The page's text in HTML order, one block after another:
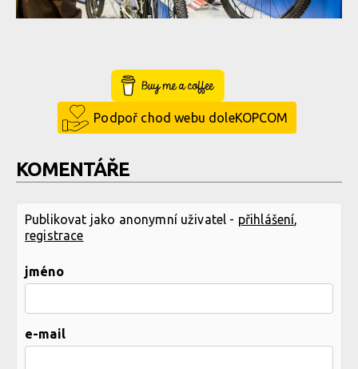
Buy Me a Coffee
Podpoř chod webu doleKOPCOM
KOMENTÁŘE
Publikovat jako anonymní uživatel - přihlášení,
registrace
jméno
e-mail